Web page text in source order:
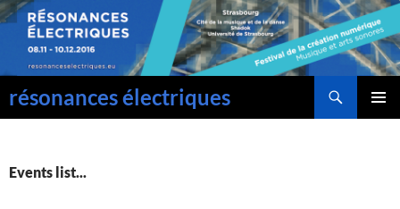
Aller
contenu
résonances électriques
Recherche
Events list...